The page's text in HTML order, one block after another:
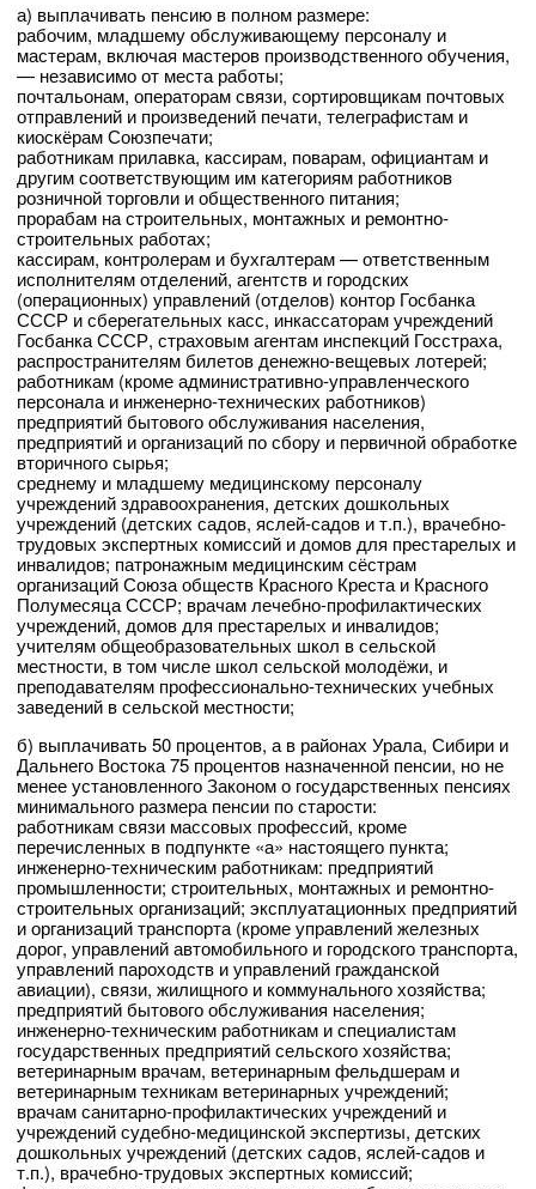
а) выплачивать пенсию в полном размере:
рабочим, младшему обслуживающему персоналу и
мастерам, включая мастеров производственного обучения,
— независимо от места работы;
почтальонам, операторам связи, сортировщикам почтовых
отправлений и произведений печати, телеграфистам и
киоскёрам Союзпечати;
работникам прилавка, кассирам, поварам, официантам и
другим соответствующим им категориям работников
розничной торговли и общественного питания;
прорабам на строительных, монтажных и ремонтно-
строительных работах;
кассирам, контролерам и бухгалтерам — ответственным
исполнителям отделений, агентств и городских
(операционных) управлений (отделов) контор Госбанка
СССР и сберегательных касс, инкассаторам учреждений
Госбанка СССР, страховым агентам инспекций Госстраха,
распространителям билетов денежно-вещевых лотерей;
работникам (кроме административно-управленческого
персонала и инженерно-технических работников)
предприятий бытового обслуживания населения,
предприятий и организаций по сбору и первичной обработке
вторичного сырья;
среднему и младшему медицинскому персоналу
учреждений здравоохранения, детских дошкольных
учреждений (детских садов, яслей-садов и т.п.), врачебно-
трудовых экспертных комиссий и домов для престарелых и
инвалидов; патронажным медицинским сёстрам
организаций Союза обществ Красного Креста и Красного
Полумесяца СССР; врачам лечебно-профилактических
учреждений, домов для престарелых и инвалидов;
учителям общеобразовательных школ в сельской
местности, в том числе школ сельской молодёжи, и
преподавателям профессионально-технических учебных
заведений в сельской местности;
б) выплачивать 50 процентов, а в районах Урала, Сибири и
Дальнего Востока 75 процентов назначенной пенсии, но не
менее установленного Законом о государственных пенсиях
минимального размера пенсии по старости:
работникам связи массовых профессий, кроме
перечисленных в подпункте «а» настоящего пункта;
инженерно-техническим работникам: предприятий
промышленности; строительных, монтажных и ремонтно-
строительных организаций; эксплуатационных предприятий
и организаций транспорта (кроме управлений железных
дорог, управлений автомобильного и городского транспорта,
управлений пароходств и управлений гражданской
авиации), связи, жилищного и коммунального хозяйства;
предприятий бытового обслуживания населения;
инженерно-техническим работникам и специалистам
государственных предприятий сельского хозяйства;
ветеринарным врачам, ветеринарным фельдшерам и
ветеринарным техникам ветеринарных учреждений;
врачам санитарно-профилактических учреждений и
учреждений судебно-медицинской экспертизы, детских
дошкольных учреждений (детских садов, яслей-садов и
т.п.), врачебно-трудовых экспертных комиссий;